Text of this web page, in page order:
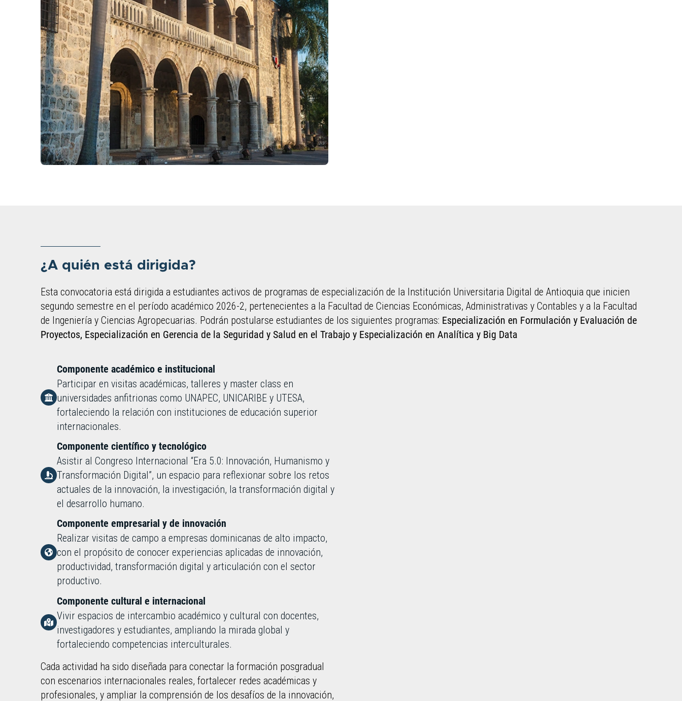
¿A quién está dirigida?
Esta convocatoria está dirigida a estudiantes activos de programas de especialización de la Institución Universitaria Digital de Antioquia que inicien
segundo semestre en el período académico 2026-2, pertenecientes a la Facultad de Ciencias Económicas, Administrativas y Contables y a la Facultad
de Ingeniería y Ciencias Agropecuarias. Podrán postularse estudiantes de los siguientes programas: Especialización en Formulación y Evaluación de
Proyectos, Especialización en Gerencia de la Seguridad y Salud en el Trabajo y Especialización en Analítica y Big Data
Componente académico e institucional
Participar en visitas académicas, talleres y master class en
universidades anfitrionas como UNAPEC, UNICARIBE y UTESA,
fortaleciendo la relación con instituciones de educación superior
internacionales.
Componente científico y tecnológico
Asistir al Congreso Internacional “Era 5.0: Innovación, Humanismo y
Transformación Digital”, un espacio para reflexionar sobre los retos
actuales de la innovación, la investigación, la transformación digital y
el desarrollo humano.
Componente empresarial y de innovación
Realizar visitas de campo a empresas dominicanas de alto impacto,
con el propósito de conocer experiencias aplicadas de innovación,
productividad, transformación digital y articulación con el sector
productivo.
Componente cultural e internacional
Vivir espacios de intercambio académico y cultural con docentes,
investigadores y estudiantes, ampliando la mirada global y
fortaleciendo competencias interculturales.
Cada actividad ha sido diseñada para conectar la formación posgradual
con escenarios internacionales reales, fortalecer redes académicas y
profesionales, y ampliar la comprensión de los desafíos de la innovación,